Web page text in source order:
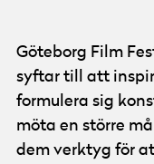
Göteborg Film
syftar till att
formulera sig
möta en större
dem verktyg för